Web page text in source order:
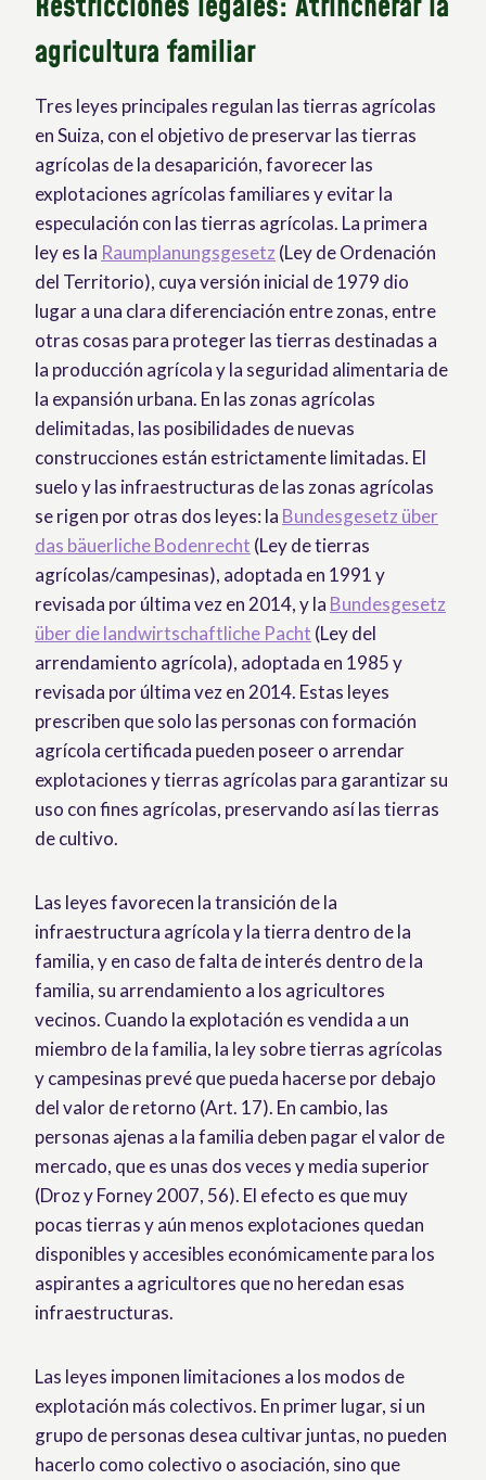
agricultura familiar
Tres leyes principales regulan las tierras agrícolas
en Suiza, con el objetivo de preservar las tierras
agrícolas de la desaparición, favorecer las
explotaciones agrícolas familiares y evitar la
especulación con las tierras agrícolas. La primera
ley es la Raumplanungsgesetz (Ley de Ordenación
del Territorio), cuya versión inicial de 1979 dio
lugar a una clara diferenciación entre zonas, entre
otras cosas para proteger las tierras destinadas a
la producción agrícola y la seguridad alimentaria de
la expansión urbana. En las zonas agrícolas
delimitadas, las posibilidades de nuevas
construcciones están estrictamente limitadas. El
suelo y las infraestructuras de las zonas agrícolas
se rigen por otras dos leyes: la Bundesgesetz über
das bäuerliche Bodenrecht (Ley de tierras
agrícolas/campesinas), adoptada en 1991 y
revisada por última vez en 2014, y la Bundesgesetz
über die landwirtschaftliche Pacht (Ley del
arrendamiento agrícola), adoptada en 1985 y
revisada por última vez en 2014. Estas leyes
prescriben que solo las personas con formación
agrícola certificada pueden poseer o arrendar
explotaciones y tierras agrícolas para garantizar su
uso con fines agrícolas, preservando así las tierras
de cultivo.
Las leyes favorecen la transición de la
infraestructura agrícola y la tierra dentro de la
familia, y en caso de falta de interés dentro de la
familia, su arrendamiento a los agricultores
vecinos. Cuando la explotación es vendida a un
miembro de la familia, la ley sobre tierras agrícolas
y campesinas prevé que pueda hacerse por debajo
del valor de retorno (Art. 17). En cambio, las
personas ajenas a la familia deben pagar el valor de
mercado, que es unas dos veces y media superior
(Droz y Forney 2007, 56). El efecto es que muy
pocas tierras y aún menos explotaciones quedan
disponibles y accesibles económicamente para los
aspirantes a agricultores que no heredan esas
infraestructuras.
Las leyes imponen limitaciones a los modos de
explotación más colectivos. En primer lugar, si un
grupo de personas desea cultivar juntas, no pueden
hacerlo como colectivo o asociación, sino que